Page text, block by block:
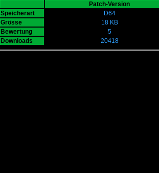
Patch-Version
Speicherart
D64
Grösse
18 KB
Bewertung
5
Downloads
20418